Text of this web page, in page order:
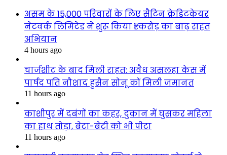
असम के 15,000 परिवारों के लिए सैटिन क्रेडिटकेयर
नेटवर्क लिमिटेड ने शुरू किया ₹1 करोड़ का बाढ़ राहत
अभियान
4 hours ago
चार्जशीट के बाद मिली राहत: अवैध असलहा केस में
पार्षद पति नौशाद हुसैन सोनू कों मिली जमानत
11 hours ago
काशीपुर में दबंगों का कहर, दुकान में घुसकर महिला
का हाथ तोड़ा, बेटा-बेटी को भी पीटा
11 hours ago